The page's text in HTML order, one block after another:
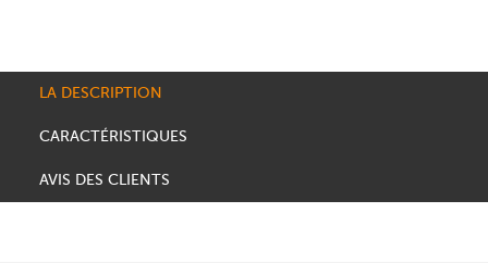
LA DESCRIPTION
CARACTÉRISTIQUES
AVIS DES CLIENTS